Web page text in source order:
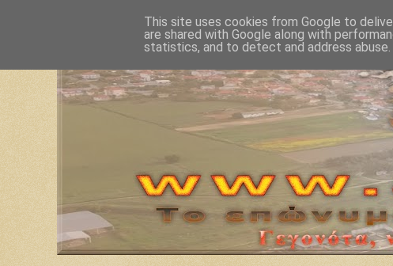
This site uses cookies from Google to
are shared with Google along with
statistics, and to detect and address abuse.